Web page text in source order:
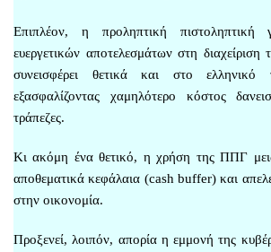
Επιπλέον, η προληπτική
ευεργετικών αποτελεσμάτων στη διαχείριση
συνεισφέρει θετικά και στο ελληνικό
εξασφαλίζοντας χαμηλότερο κόστος
τράπεζες.
Κι ακόμη ένα θετικό, η χρήση της ΠΠΓ
αποθεματικά κεφάλαια (cash buffer) και
στην οικονομία.
Προξενεί, λοιπόν, απορία η εμμονή της